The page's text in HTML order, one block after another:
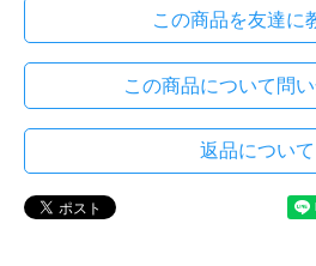
この商品を友達に
この商品について問
返品について